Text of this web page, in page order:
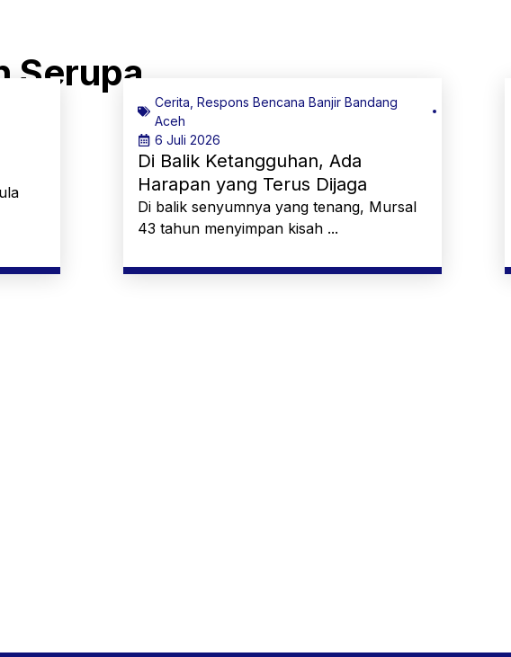
Serupa
Cerita ,Respons Bencana Banjir Bandang
Aceh
6 Juli 2026
Di Balik Ketangguhan, Ada
Harapan yang Terus Dijaga
Di balik senyumnya yang tenang, Mursal
43 tahun menyimpan kisah ...